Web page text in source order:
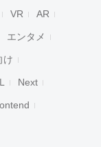
VR AR
エンタメ
け
Next